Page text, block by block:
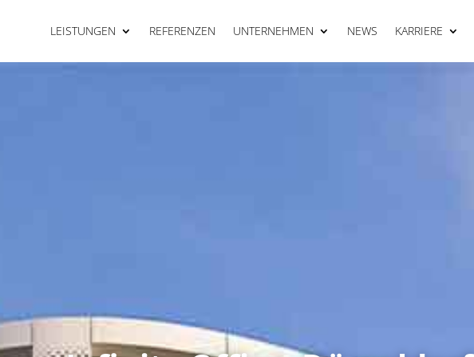
LEISTUNGEN REFERENZEN UNTERNEHMEN NEWS KARRIERE